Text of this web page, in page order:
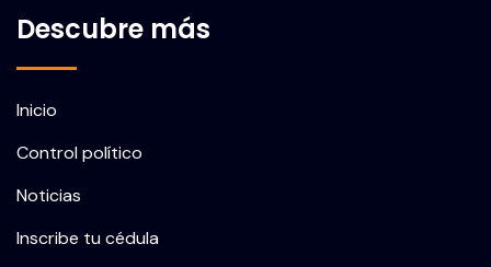
Descubre más
Inicio
Control político
Noticias
Inscribe tu cédula